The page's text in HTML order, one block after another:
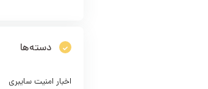
دسته‌ها
اخبار امنیت سایبری